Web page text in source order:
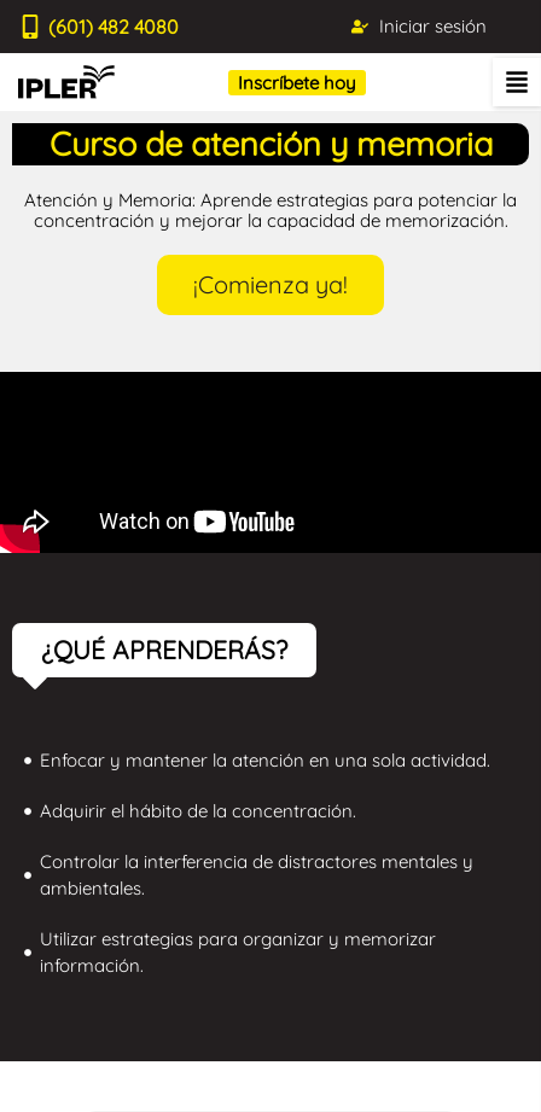
(601) 482 4080 Iniciar sesión
Inscríbete hoy
Curso de atención y memoria
Atención y Memoria: Aprende estrategias para potenciar la
concentración y mejorar la capacidad de memorización.
¡Comienza ya!
¿QUÉ APRENDERÁS?
Enfocar y mantener la atención en una sola actividad.
Adquirir el hábito de la concentración.
Controlar la interferencia de distractores mentales y
ambientales.
Utilizar estrategias para organizar y memorizar
información.